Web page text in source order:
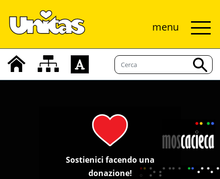
menu
Sostienici facendo una
donazione!